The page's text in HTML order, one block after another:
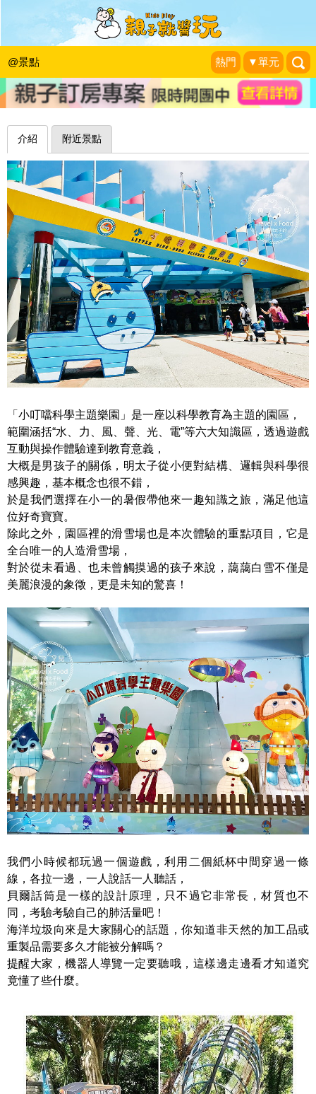
@景點 熱門 ▼單元
玩水玩雪玩科技，一票到底玩透透～新
竹小叮噹科學主題樂園
魚兒 x 牽手明太子的「視」界旅行|2018-08-20
介紹 附近景點
「小叮噹科學主題樂園」是一座以科學教育為主題的園區，
範圍涵括“水、力、風、聲、光、電”等六大知識區，透過遊戲
互動與操作體驗達到教育意義，
大概是男孩子的關係，明太子從小便對結構、邏輯與科學很
感興趣，基本概念也很不錯，
於是我們選擇在小一的暑假帶他來一趣知識之旅，滿足他這
位好奇寶寶。
除此之外，園區裡的滑雪場也是本次體驗的重點項目，它是
全台唯一的人造滑雪場，
對於從未看過、也未曾觸摸過的孩子來說，藹藹白雪不僅是
美麗浪漫的象徵，更是未知的驚喜！
我們小時候都玩過一個遊戲，利用二個紙杯中間穿過一條
線，各拉一邊，一人說話一人聽話，
貝爾話筒是一樣的設計原理，只不過它非常長，材質也不
同，考驗考驗自己的肺活量吧！
海洋垃圾向來是大家關心的話題，你知道非天然的加工品或
重製品需要多久才能被分解嗎？
提醒大家，機器人導覽一定要聽哦，這樣邊走邊看才知道究
竟懂了些什麼。